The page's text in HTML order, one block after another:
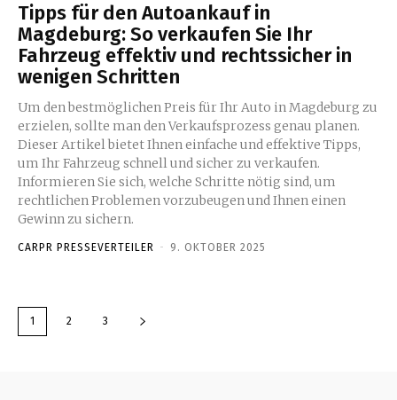
Tipps für den Autoankauf in
Magdeburg: So verkaufen Sie Ihr
Fahrzeug effektiv und rechtssicher in
wenigen Schritten
Um den bestmöglichen Preis für Ihr Auto in Magdeburg zu
erzielen, sollte man den Verkaufsprozess genau planen.
Dieser Artikel bietet Ihnen einfache und effektive Tipps,
um Ihr Fahrzeug schnell und sicher zu verkaufen.
Informieren Sie sich, welche Schritte nötig sind, um
rechtlichen Problemen vorzubeugen und Ihnen einen
Gewinn zu sichern.
CARPR PRESSEVERTEILER - 9. OKTOBER 2025
1 2 3